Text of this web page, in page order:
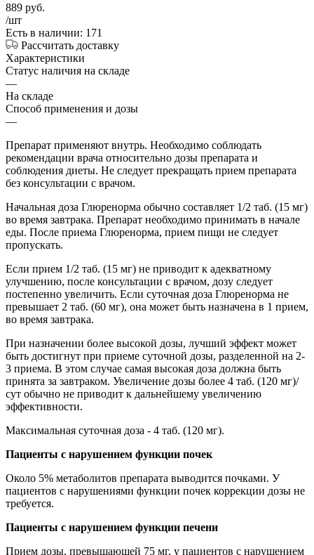
889 руб.
/шт
Есть в наличии: 171
Рассчитать доставку
Характеристики
Статус наличия на складе
—
На складе
Способ применения и дозы
—
Препарат применяют внутрь. Необходимо соблюдать
рекомендации врача относительно дозы препарата и
соблюдения диеты. Не следует прекращать прием препарата
без консультации с врачом.
Начальная доза Глюренорма обычно составляет 1/2 таб. (15 мг)
во время завтрака. Препарат необходимо принимать в начале
еды. После приема Глюренорма, прием пищи не следует
пропускать.
Если прием 1/2 таб. (15 мг) не приводит к адекватному
улучшению, после консультации с врачом, дозу следует
постепенно увеличить. Если суточная доза Глюренорма не
превышает 2 таб. (60 мг), она может быть назначена в 1 прием,
во время завтрака.
При назначении более высокой дозы, лучший эффект может
быть достигнут при приеме суточной дозы, разделенной на 2-
3 приема. В этом случае самая высокая доза должна быть
принята за завтраком. Увеличение дозы более 4 таб. (120 мг)/
сут обычно не приводит к дальнейшему увеличению
эффективности.
Максимальная суточная доза - 4 таб. (120 мг).
Пациенты с нарушением функции почек
Около 5% метаболитов препарата выводится почками. У
пациентов с нарушениями функции почек коррекции дозы не
требуется.
Пациенты с нарушением функции печени
Прием дозы, превышающей 75 мг, у пациентов с нарушением